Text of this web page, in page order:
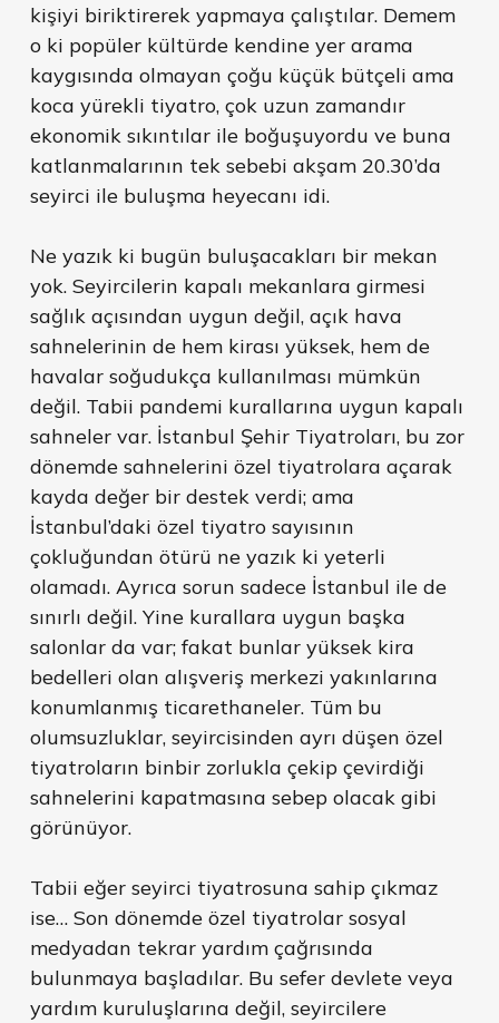
kişiyi biriktirerek yapmaya çalıştılar. Demem
o ki popüler kültürde kendine yer arama
kaygısında olmayan çoğu küçük bütçeli ama
koca yürekli tiyatro, çok uzun zamandır
ekonomik sıkıntılar ile boğuşuyordu ve buna
katlanmalarının tek sebebi akşam 20.30’da
seyirci ile buluşma heyecanı idi.
Ne yazık ki bugün buluşacakları bir mekan
yok. Seyircilerin kapalı mekanlara girmesi
sağlık açısından uygun değil, açık hava
sahnelerinin de hem kirası yüksek, hem de
havalar soğudukça kullanılması mümkün
değil. Tabii pandemi kurallarına uygun kapalı
sahneler var. İstanbul Şehir Tiyatroları, bu zor
dönemde sahnelerini özel tiyatrolara açarak
kayda değer bir destek verdi; ama
İstanbul’daki özel tiyatro sayısının
çokluğundan ötürü ne yazık ki yeterli
olamadı. Ayrıca sorun sadece İstanbul ile de
sınırlı değil. Yine kurallara uygun başka
salonlar da var; fakat bunlar yüksek kira
bedelleri olan alışveriş merkezi yakınlarına
konumlanmış ticarethaneler. Tüm bu
olumsuzluklar, seyircisinden ayrı düşen özel
tiyatroların binbir zorlukla çekip çevirdiği
sahnelerini kapatmasına sebep olacak gibi
görünüyor.
Tabii eğer seyirci tiyatrosuna sahip çıkmaz
ise… Son dönemde özel tiyatrolar sosyal
medyadan tekrar yardım çağrısında
bulunmaya başladılar. Bu sefer devlete veya
yardım kuruluşlarına değil, seyircilere